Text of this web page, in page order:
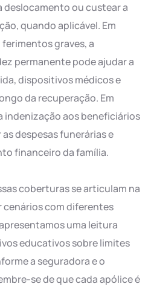
deslocamento ou custear a
quando aplicável. Em
graves, a
permanente pode ajudar a
dispositivos médicos e
da recuperação. Em
indenização aos beneficiários
despesas funerárias e
financeiro da família.
coberturas se articulam na
com diferentes
uma leitura
educativos sobre limites
a seguradora e o
se de que cada apólice é